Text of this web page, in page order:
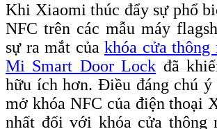
Khi Xiaomi thúc đẩy sự phổ
NFC trên các mẫu máy
sự ra mắt của khóa cửa
Mi Smart Door Lock đã
hữu ích hơn. Điều đáng chú ý
mở khóa NFC của điện thoại
nhất đối với khóa cửa thông